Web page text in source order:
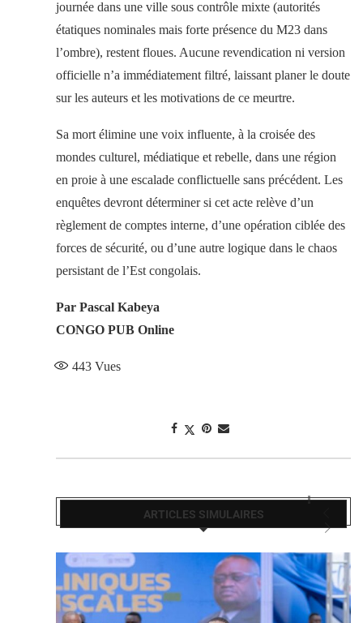
journée dans une ville sous contrôle mixte (autorités
étatiques nominales mais forte présence du M23 dans
l’ombre), restent floues. Aucune revendication ni version
officielle n’a immédiatement filtré, laissant planer le doute
sur les auteurs et les motivations de ce meurtre.
Sa mort élimine une voix influente, à la croisée des
mondes culturel, médiatique et rebelle, dans une région
en proie à une escalade conflictuelle sans précédent. Les
enquêtes devront déterminer si cet acte relève d’un
règlement de comptes interne, d’une opération ciblée des
forces de sécurité, ou d’une autre logique dans le chaos
persistant de l’Est congolais.
Par Pascal Kabeya
CONGO PUB Online
443 Vues
ARTICLES SIMULAIRES